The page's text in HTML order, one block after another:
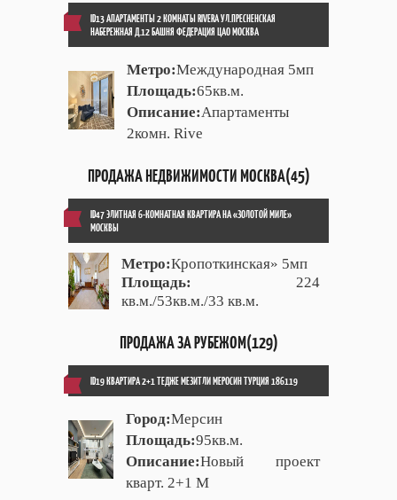
ID13 АПАРТАМЕНТЫ 2 КОМНАТЫ RIVERA УЛ.ПРЕСНЕНСКАЯ
НАБЕРЕЖНАЯ Д.12 БАШНЯ ФЕДЕРАЦИЯ ЦАО МОСКВА
Метро:Международная 5мп
Площадь:65кв.м.
Описание:Апартаменты
2комн. Rive
ПРОДАЖА НЕДВИЖИМОСТИ МОСКВА(45)
ID47 ЭЛИТНАЯ 6-КОМНАТНАЯ КВАРТИРА НА «ЗОЛОТОЙ МИЛЕ»
МОСКВЫ
Метро:Кропоткинская» 5мп
Площадь:
224
кв.м./53кв.м./33 кв.м.
ПРОДАЖА ЗА РУБЕЖОМ(129)
ID19 КВАРТИРА 2+1 ТЕДЖЕ МЕЗИТЛИ МЕРОСИН ТУРЦИЯ 186119
Город:Мерсин
Площадь:95кв.м.
Описание:Новый проект
кварт. 2+1 М